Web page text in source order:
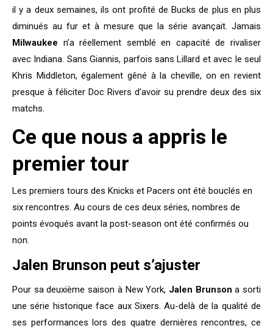
il y a deux semaines, ils ont profité de Bucks de plus en plus
diminués au fur et à mesure que la série avançait. Jamais
Milwaukee n’a réellement semblé en capacité de rivaliser
avec Indiana. Sans Giannis, parfois sans Lillard et avec le seul
Khris Middleton, également gêné à la cheville, on en revient
presque à féliciter Doc Rivers d’avoir su prendre deux des six
matchs.
Ce que nous a appris le
premier tour
Les premiers tours des Knicks et Pacers ont été bouclés en
six rencontres. Au cours de ces deux séries, nombres de
points évoqués avant la post-season ont été confirmés ou
non.
Jalen Brunson peut s’ajuster
Pour sa deuxième saison à New York, Jalen Brunson a sorti
une série historique face aux Sixers. Au-delà de la qualité de
ses performances lors des quatre dernières rencontres, ce